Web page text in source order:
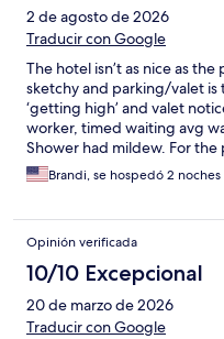
2 de agosto de 2026
Traducir con Google
The hotel isn’t as nice as
sketchy and parking/valet
‘getting high’ and valet
worker, timed waiting avg
Shower had mildew. For
Brandi, se hospedó 2 noches
Opinión verificada
10/10 Excepcional
20 de marzo de 2026
Traducir con Google